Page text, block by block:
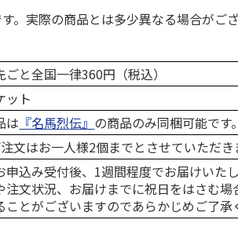
。実際の商品とは多少異なる場合がござ
ごと全国一律360円（税込）
ット
は 『名馬烈伝』 の商品のみ同梱可能です。
文はお一人様2個までとさせていただき
申込み受付後、1週間程度でお届けいたし
文状況、お届けまでに祝日をはさむ場
ことがございますのであらかじめご了承